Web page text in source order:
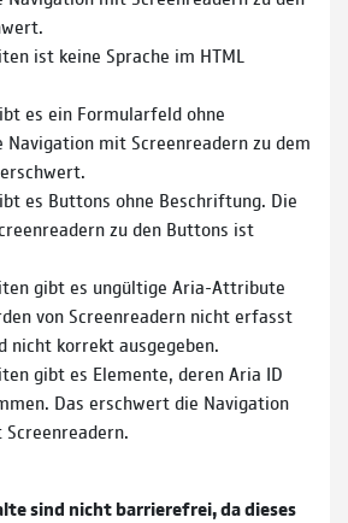
ist keine Sprache im HTML
es ein Formularfeld ohne
Navigation mit Screenreadern zu dem
es Buttons ohne Beschriftung. Die
zu den Buttons ist
gibt es ungültige Aria-Attribute
von Screenreadern nicht erfasst
nicht korrekt ausgegeben.
gibt es Elemente, deren Aria ID
Das erschwert die Navigation
sind nicht barrierefrei, da dieses